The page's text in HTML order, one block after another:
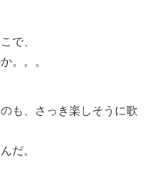
で、
。。。
も、さっき楽しそうに歌
だ。